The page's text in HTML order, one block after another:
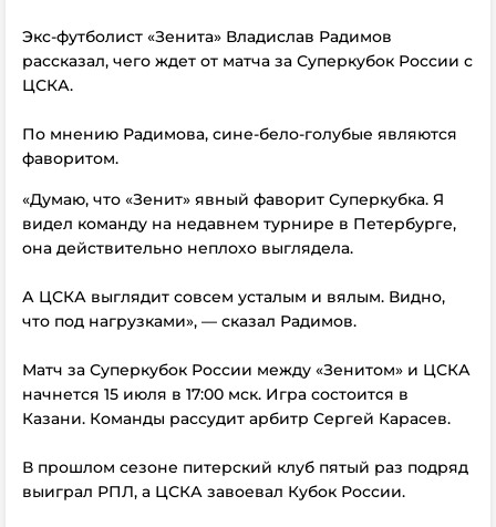
Экс-футболист «Зенита» Владислав Радимов
рассказал, чего ждет от матча за Суперкубок России с
ЦСКА.
По мнению Радимова, сине-бело-голубые являются
фаворитом.
«Думаю, что «Зенит» явный фаворит Суперкубка. Я
видел команду на недавнем турнире в Петербурге,
она действительно неплохо выглядела.
А ЦСКА выглядит совсем усталым и вялым. Видно,
что под нагрузками», — сказал Радимов.
Матч за Суперкубок России между «Зенитом» и ЦСКА
начнется 15 июля в 17:00 мск. Игра состоится в
Казани. Команды рассудит арбитр Сергей Карасев.
В прошлом сезоне питерский клуб пятый раз подряд
выиграл РПЛ, а ЦСКА завоевал Кубок России.